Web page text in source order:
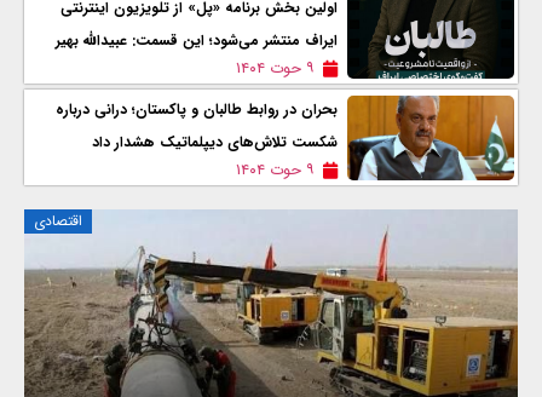
اولين بخش برنامه «پل» از تلویزیون اینترنتی
ایراف منتشر می‌شود؛ این قسمت: عبیدالله بهیر
۹ حوت ۱۴۰۴
بحران در روابط طالبان و پاکستان؛ درانی درباره
شکست تلاش‌های دیپلماتیک هشدار داد
۹ حوت ۱۴۰۴
اقتصادی